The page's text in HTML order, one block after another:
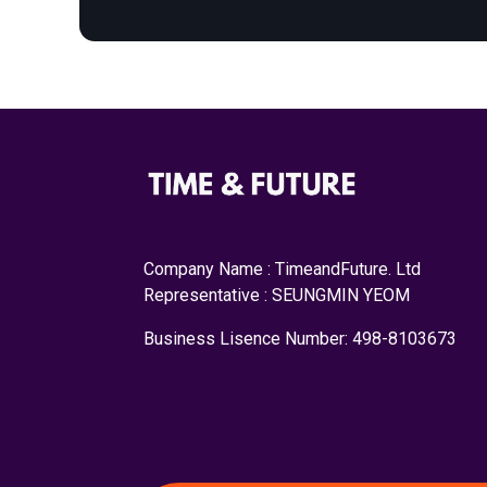
Company Name : TimeandFuture. Ltd
Representative : SEUNGMIN YEOM
Business Lisence Number: 498-8103673